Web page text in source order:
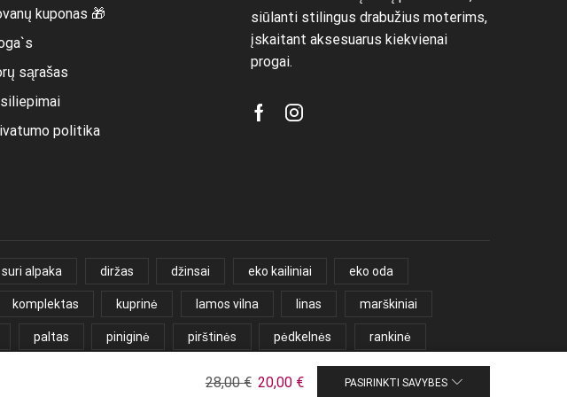
kuponas 🎁
sąrašas
politika
siūlanti stilingus drabužius moterims,
įskaitant aksesuarus kiekvienai
progai.
FacebookInstagram
suri alpaka diržas džinsai eko kailiniai eko oda
komplektas kuprinė lamos vilna linas marškiniai
paltas piniginė pirštinės pėdkelnės rankinė
šalikas šortai
28,00€ Original price was: 28,00 €.
20,00 €Current price is: 20,00 €.
PASIRINKTI SAVYBES